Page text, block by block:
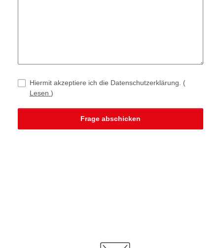
Hiermit akzeptiere ich die Datenschutzerklärung. (
Lesen )
Frage abschicken